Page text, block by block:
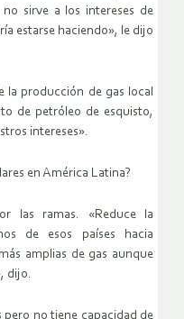
sirve a los intereses de
estarse haciendo», le dijo
la producción de gas local
de petróleo de esquisto,
intereses».
en América Latina?
las ramas. «Reduce la
de esos países hacia
amplias de gas aunque
dijo.
pero no tiene capacidad de